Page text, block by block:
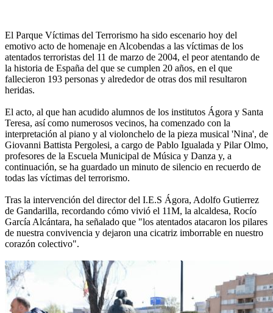
El Parque Víctimas del Terrorismo ha sido escenario hoy del
emotivo acto de homenaje en Alcobendas a las víctimas de los
atentados terroristas del 11 de marzo de 2004, el peor atentando de
la historia de España del que se cumplen 20 años, en el que
fallecieron 193 personas y alrededor de otras dos mil resultaron
heridas.
El acto, al que han acudido alumnos de los institutos Ágora y Santa
Teresa, así como numerosos vecinos, ha comenzado con la
interpretación al piano y al violonchelo de la pieza musical 'Nina', de
Giovanni Battista Pergolesi, a cargo de Pablo Igualada y Pilar Olmo,
profesores de la Escuela Municipal de Música y Danza y, a
continuación, se ha guardado un minuto de silencio en recuerdo de
todas las víctimas del terrorismo.
Tras la intervención del director del I.E.S Ágora, Adolfo Gutierrez
de Gandarilla, recordando cómo vivió el 11M, la alcaldesa, Rocío
García Alcántara, ha señalado que "los atentados atacaron los pilares
de nuestra convivencia y dejaron una cicatriz imborrable en nuestro
corazón colectivo".